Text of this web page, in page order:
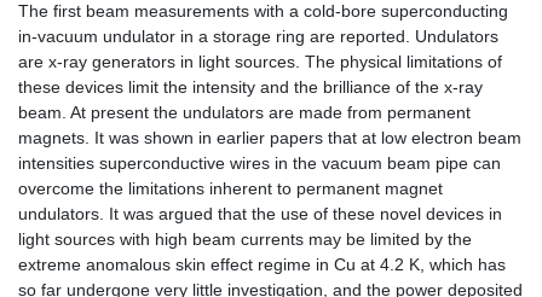
The first beam measurements with a cold-bore superconducting
in-vacuum undulator in a storage ring are reported. Undulators
are x-ray generators in light sources. The physical limitations of
these devices limit the intensity and the brilliance of the x-ray
beam. At present the undulators are made from permanent
magnets. It was shown in earlier papers that at low electron beam
intensities superconductive wires in the vacuum beam pipe can
overcome the limitations inherent to permanent magnet
undulators. It was argued that the use of these novel devices in
light sources with high beam currents may be limited by the
extreme anomalous skin effect regime in Cu at 4.2 K, which has
so far undergone very little investigation, and the power deposited